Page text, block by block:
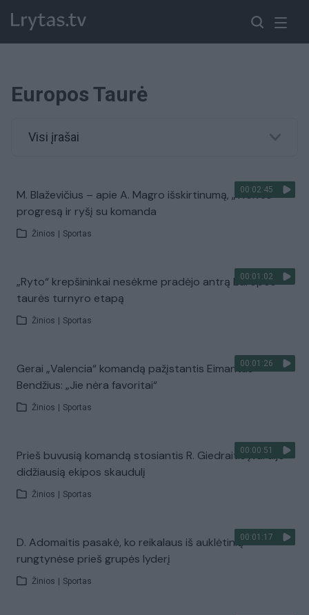
Europos Taurė
Visi įrašai
00:02:45
M. Blaževičius – apie A. Magro išskirtinumą, „Wolves“
progresą ir ryšį su komanda
Žinios Sportas
00:01:02
„Ryto“ krepšininkai nesėkme pradėjo antrą Europos
taurės turnyro etapą
Žinios Sportas
00:01:26
Gerai „Valencia“ komandą pažįstantis Eimantas
Bendžius: „Jie nėra favoritai“
Žinios Sportas
00:00:51
Prieš buvusią komandą stosiantis R. Giedraitis įvardijo
didžiausią ekipos skaudulį
Žinios Sportas
00:01:17
D. Adomaitis pasakė, ko reikalaus iš auklėtinių
rungtynėse prieš grupės lyderį
Žinios Sportas